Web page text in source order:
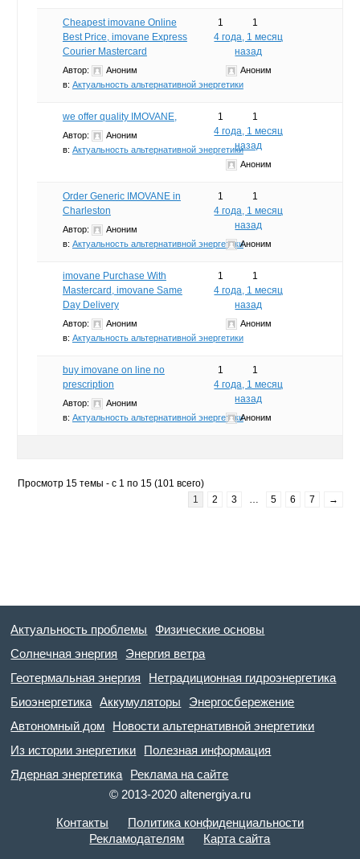
Cheapest imovane Online
Best Price, imovane Express
Courier Mastercard
Автор:
Аноним
в: Актуальность альтернативной энергетики
1
1
4 года, 1 месяц
назад
Аноним
we offer quality IMOVANE,
Автор:
Аноним
в: Актуальность альтернативной энергетики
1
1
4 года, 1 месяц
назад
Аноним
Order Generic IMOVANE in
Charleston
Автор:
Аноним
в: Актуальность альтернативной энергетики
1
1
4 года, 1 месяц
назад
Аноним
imovane Purchase With
Mastercard, imovane Same
Day Delivery
Автор:
Аноним
в: Актуальность альтернативной энергетики
1
1
4 года, 1 месяц
назад
Аноним
buy imovane on line no
prescription
Автор:
Аноним
в: Актуальность альтернативной энергетики
1
1
4 года, 1 месяц
назад
Аноним
Просмотр 15 темы - с 1 по 15 (101 всего)
1
2 3 5 6 7 →
Актуальность проблемы
Физические основы
Солнечная энергия
Энергия ветра
Геотермальная энергия
Нетрадиционная гидроэнергетика
Биоэнергетика
Аккумуляторы
Энергосбережение
Автономный дом
Новости альтернативной энергетики
Из истории энергетики
Полезная информация
Ядерная энергетика
Реклама на сайте
© 2013-2020 altenergiya.ru
Контакты
Политика конфиденциальности
Рекламодателям
Карта сайта